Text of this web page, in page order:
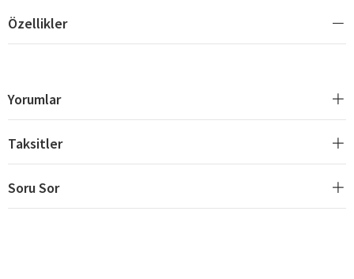
Özellikler
Yorumlar
Taksitler
Soru Sor